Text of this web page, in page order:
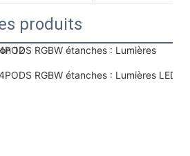
produits